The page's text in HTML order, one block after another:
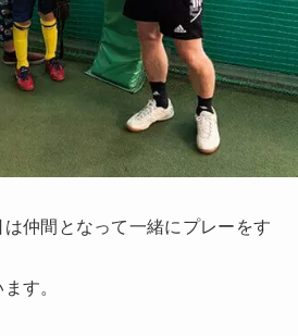
仲間となって一緒にプレーをす
す。